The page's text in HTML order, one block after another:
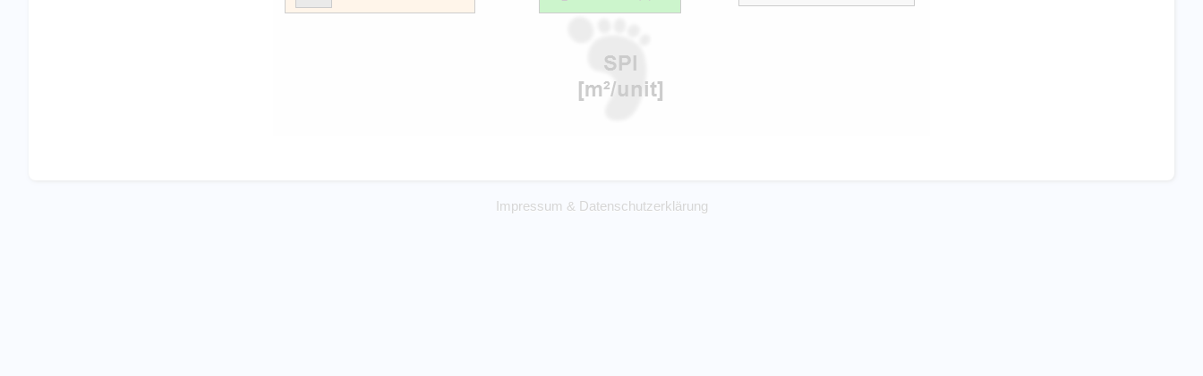
Impressum & Datenschutzerklärung